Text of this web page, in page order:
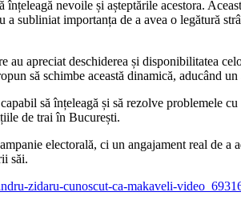
nevoile și așteptările acestora.
importanța de a avea o legătură
apreciat deschiderea și disponibilitatea
să schimbe această dinamică, aducând
să înțeleagă și să rezolve problemele
de trai în București.
electorală, ci un angajament real de a
săi.
zidaru-cunoscut-ca-makaveli-